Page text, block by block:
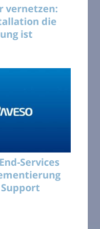
vernetzen:
die
ist
Services